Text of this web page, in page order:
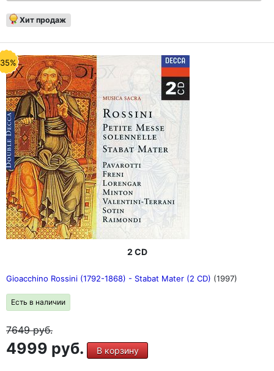
Хит продаж
2 CD
Gioacchino Rossini (1792-1868) - Stabat Mater (2 CD) (1997)
Есть в наличии
7649руб.
4999 руб. В корзину